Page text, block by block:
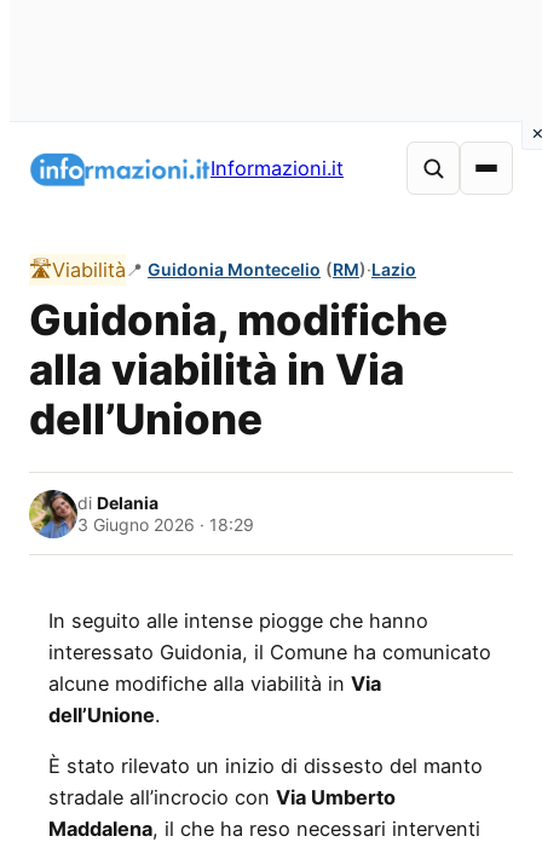
Informazioni.it
🛣️Viabilità 📍 Guidonia Montecelio (RM)·Lazio
Guidonia, modifiche
alla viabilità in Via
dell’Unione
di Delania
3 Giugno 2026 · 18:29
In seguito alle intense piogge che hanno
interessato Guidonia, il Comune ha comunicato
alcune modifiche alla viabilità in Via
dell’Unione.
È stato rilevato un inizio di dissesto del manto
stradale all’incrocio con Via Umberto
Maddalena, il che ha reso necessari interventi